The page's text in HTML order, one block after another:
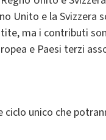
Unito e la Svizzera
ma i contributi
e Paesi terzi
unico che